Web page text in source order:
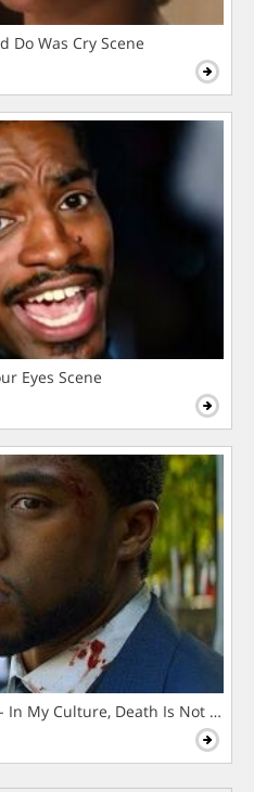
Do Was Cry Scene
Eyes Scene
In My Culture, Death Is Not The